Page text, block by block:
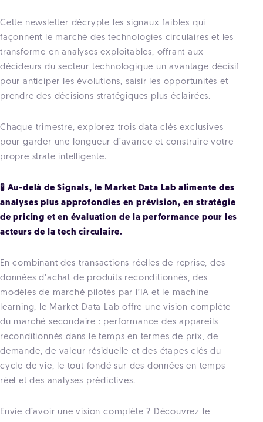
Cette newsletter décrypte les signaux faibles qui
façonnent le marché des technologies circulaires et les
transforme en analyses exploitables, offrant aux
décideurs du secteur technologique un avantage décisif
pour anticiper les évolutions, saisir les opportunités et
prendre des décisions stratégiques plus éclairées.
Chaque trimestre, explorez trois data clés exclusives
pour garder une longueur d’avance et construire votre
propre strate intelligente.
🧪 Au-delà de Signals, le Market Data Lab alimente des
analyses plus approfondies en prévision, en stratégie
de pricing et en évaluation de la performance pour les
acteurs de la tech circulaire.
En combinant des transactions réelles de reprise, des
données d’achat de produits reconditionnés, des
modèles de marché pilotés par l’IA et le machine
learning, le Market Data Lab offre une vision complète
du marché secondaire : performance des appareils
reconditionnés dans le temps en termes de prix, de
demande, de valeur résiduelle et des étapes clés du
cycle de vie, le tout fondé sur des données en temps
réel et des analyses prédictives.
Envie d’avoir une vision complète ? Découvrez le